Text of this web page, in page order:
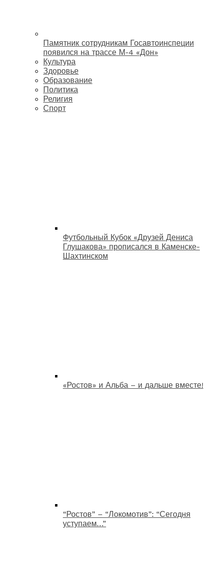
Памятник сотрудникам Госавтоинспеции
появился на трассе М-4 «Дон»
Культура
Здоровье
Образование
Политика
Религия
Спорт
Футбольный Кубок «Друзей Дениса
Глушакова» прописался в Каменске-
Шахтинском
«Ростов» и Альба – и дальше вместе!
“Ростов” – “Локомотив”: “Сегодня
уступаем…”